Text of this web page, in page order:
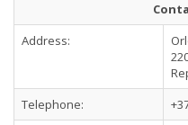
Address:
Telephone: